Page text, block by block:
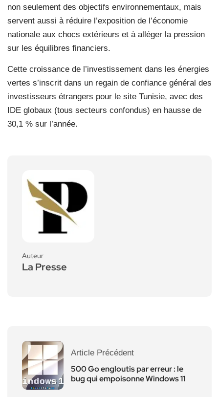
non seulement des objectifs environnementaux, mais
servent aussi à réduire l’exposition de l’économie
nationale aux chocs extérieurs et à alléger la pression
sur les équilibres financiers.
Cette croissance de l’investissement dans les énergies
vertes s’inscrit dans un regain de confiance général des
investisseurs étrangers pour le site Tunisie, avec des
IDE globaux (tous secteurs confondus) en hausse de
30,1 % sur l’année.
Auteur
La Presse
Article Précédent
500 Go engloutis par erreur : le
bug qui empoisonne Windows 11